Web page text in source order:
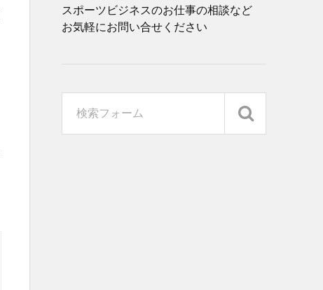
スポーツビジネスのお仕事の相談など
お気軽にお問い合せください